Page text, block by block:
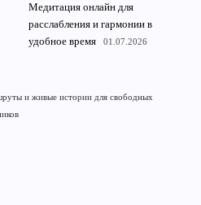
Медитация онлайн для
расслабления и гармонии в
удобное время
01.07.2026
и живые истории для свободных